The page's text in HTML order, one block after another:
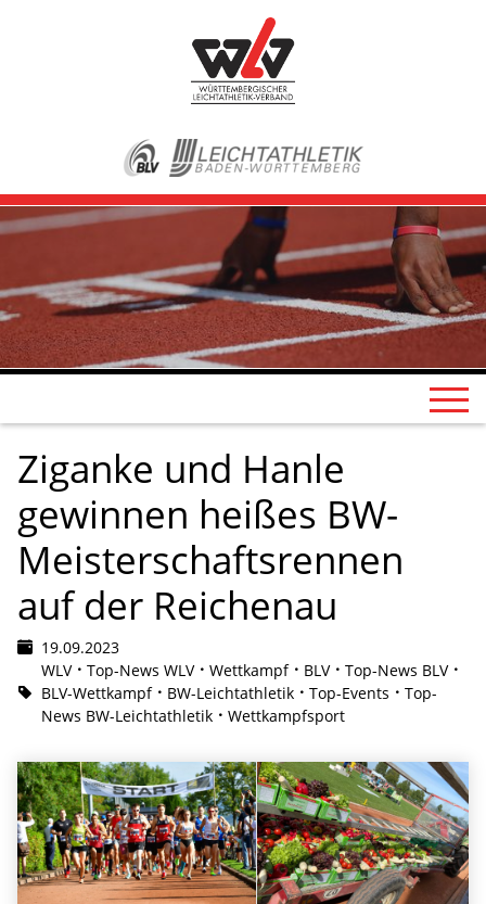
Ziganke und Hanle
gewinnen heißes BW-
Meisterschaftsrennen
auf der Reichenau
19.09.2023
WLV
Top-News WLV Wettkampf BLV
Top-News BLV
BLV-Wettkampf
BW-Leichtathletik Top-Events
Top-
News BW-Leichtathletik
Wettkampfsport